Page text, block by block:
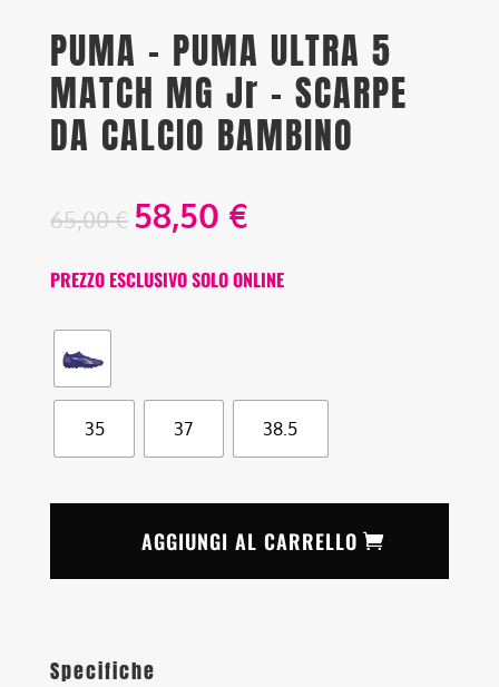
PUMA – PUMA ULTRA 5
MATCH MG Jr – SCARPE
DA CALCIO BAMBINO
65,00€ 58,50 €
PREZZO ESCLUSIVO SOLO ONLINE
35 37 38.5
AGGIUNGI AL CARRELLO
Specifiche